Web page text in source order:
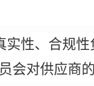
实性、合规
会对供应商